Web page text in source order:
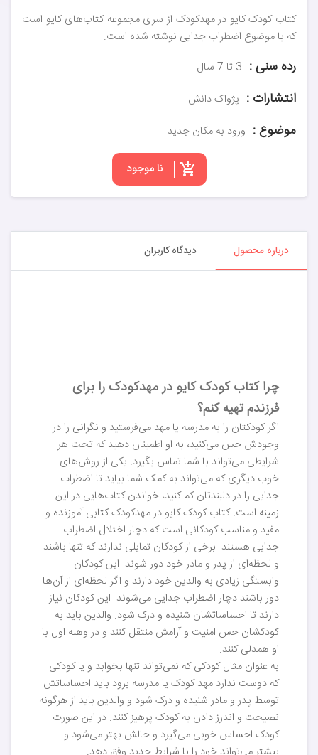
کتاب کودک کایو در مهدکودک از سری مجموعه کتاب‌های کایو است
که با موضوع اضطراب جدایی نوشته شده است.
رده سنی : 3 تا 7 سال
انتشارات : پژواک دانش
موضوع : ورود به مکان جدید
نا موجود
درباره محصول دیدگاه کاربران
چرا کتاب کودک کایو در مهدکودک را برای
فرزندم تهیه کنم؟
اگر کودکتان را به مدرسه یا مهد می‌فرستید و نگرانی را در
وجودش حس می‌کنید، به او اطمینان دهید که تحت هر
شرایطی می‌تواند با شما تماس بگیرد. یکی از روش‌های
خوب دیگری که می‌تواند به کمک شما بیاید تا اضطراب
جدایی را در دلبندتان کم کنید، خواندن کتاب‌هایی در این
زمینه است. کتاب کودک کایو در مهدکودک کتابی آموزنده و
مفید و مناسب کودکانی است که دچار اختلال اضطراب
جدایی هستند. برخی از کودکان تمایلی ندارند که تنها باشند
و لحظه‌ای از پدر و مادر خود دور شوند. این کودکان
وابستگی زیادی به والدین خود دارند و اگر لحظه‌ای از آن‌ها
دور باشند دچار اضطراب جدایی می‌شوند. این کودکان نیاز
دارند تا احساساتشان شنیده و درک شود. والدین باید به
کودکشان حس امنیت و آرامش منتقل کنند و در وهله اول با
او همدلی کنند.
به عنوان مثال کودکی که نمی‌تواند تنها بخوابد و یا کودکی
که دوست ندارد مهد کودک یا مدرسه برود باید احساساتش
توسط پدر و مادر شنیده و درک شود و والدین باید از هرگونه
نصیحت و اندرز دادن به کودک پرهیز کنند. در این صورت
کودک احساس خوبی می‌گیرد و حالش بهتر می‌شود و